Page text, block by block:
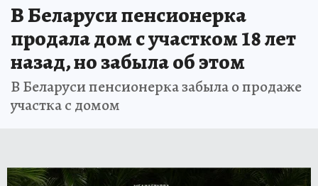
В Беларуси пенсионерка
продала дом с участком 18 лет
назад, но забыла об этом
В Беларуси пенсионерка забыла о продаже
участка с домом